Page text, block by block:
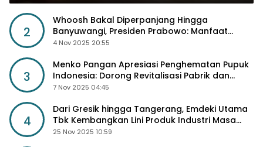
2
Whoosh Bakal Diperpanjang Hingga
Banyuwangi, Presiden Prabowo: Manfaat
Sosial Lebih Besar
4 Nov 2025 20:55
3
Menko Pangan Apresiasi Penghematan Pupuk
Indonesia: Dorong Revitalisasi Pabrik dan
Diskon Harga Pupuk
7 Nov 2025 04:45
4
Dari Gresik hingga Tangerang, Emdeki Utama
Tbk Kembangkan Lini Produk Industri Masa
Depan
25 Nov 2025 10:59